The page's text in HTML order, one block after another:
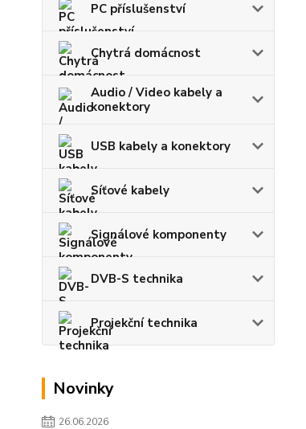
PC příslušenství
Chytrá domácnost
Audio / Video kabely a
konektory
USB kabely a konektory
Síťové kabely
Signálové komponenty
DVB-S technika
Projekční technika
Novinky
26.06.2026